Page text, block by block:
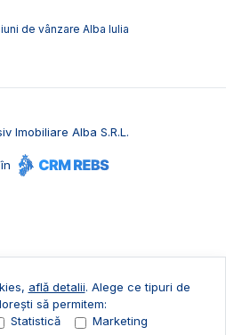
de vânzare Alba Iulia
Imobiliare Alba S.R.L.
află detalii. Alege ce tipuri de
să permitem:
Statistică Marketing